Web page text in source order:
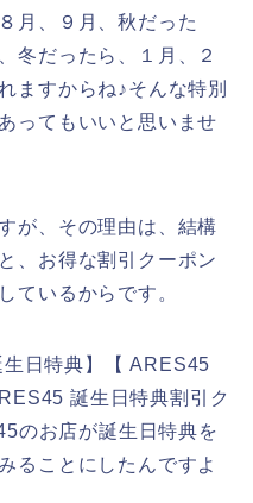
月、９月、秋だった
冬だったら、１月、２
ますからね♪そんな特別
ってもいいと思いませ
が、その理由は、結構
、お得な割引クーポン
ているからです。
日特典】【 ARES45
誕生日特典割引ク
のお店が誕生日特典を
ることにしたんですよ